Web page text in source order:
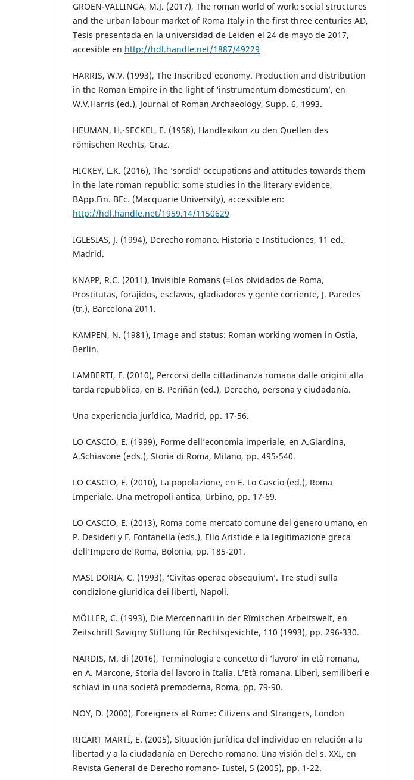
GROEN-VALLINGA, M.J. (2017), The roman world of work: social structures
and the urban labour market of Roma Italy in the first three centuries AD,
Tesis presentada en la universidad de Leiden el 24 de mayo de 2017,
accesible en http://hdl.handle.net/1887/49229
HARRIS, W.V. (1993), The Inscribed economy. Production and distribution
in the Roman Empire in the light of ‘instrumentum domesticum’, en
W.V.Harris (ed.), Journal of Roman Archaeology, Supp. 6, 1993.
HEUMAN, H.-SECKEL, E. (1958), Handlexikon zu den Quellen des
römischen Rechts, Graz.
HICKEY, L.K. (2016), The ‘sordid’ occupations and attitudes towards them
in the late roman republic: some studies in the literary evidence,
BApp.Fin. BEc. (Macquarie University), accessible en:
http://hdl.handle.net/1959.14/1150629
IGLESIAS, J. (1994), Derecho romano. Historia e Instituciones, 11 ed.,
Madrid.
KNAPP, R.C. (2011), Invisible Romans (=Los olvidados de Roma,
Prostitutas, forajidos, esclavos, gladiadores y gente corriente, J. Paredes
(tr.), Barcelona 2011.
KAMPEN, N. (1981), Image and status: Roman working women in Ostia,
Berlin.
LAMBERTI, F. (2010), Percorsi della cittadinanza romana dalle origini alla
tarda repubblica, en B. Periñán (ed.), Derecho, persona y ciudadanía.
Una experiencia jurídica, Madrid, pp. 17-56.
LO CASCIO, E. (1999), Forme dell’economia imperiale, en A.Giardina,
A.Schiavone (eds.), Storia di Roma, Milano, pp. 495-540.
LO CASCIO, E. (2010), La popolazione, en E. Lo Cascio (ed.), Roma
Imperiale. Una metropoli antica, Urbino, pp. 17-69.
LO CASCIO, E. (2013), Roma come mercato comune del genero umano, en
P. Desideri y F. Fontanella (eds.), Elio Aristide e la legitimazione greca
dell’Impero de Roma, Bolonia, pp. 185-201.
MASI DORIA, C. (1993), ‘Civitas operae obsequium’. Tre studi sulla
condizione giuridica dei liberti, Napoli.
MÖLLER, C. (1993), Die Mercennarii in der Rïmischen Arbeitswelt, en
Zeitschrift Savigny Stiftung für Rechtsgesichte, 110 (1993), pp. 296-330.
NARDIS, M. di (2016), Terminologia e concetto di ‘lavoro’ in età romana,
en A. Marcone, Storia del lavoro in Italia. L’Età romana. Liberi, semiliberi e
schiavi in una società premoderna, Roma, pp. 79-90.
NOY, D. (2000), Foreigners at Rome: Citizens and Strangers, London
RICART MARTÍ, E. (2005), Situación jurídica del individuo en relación a la
libertad y a la ciudadanía en Derecho romano. Una visión del s. XXI, en
Revista General de Derecho romano- Iustel, 5 (2005), pp. 1-22.